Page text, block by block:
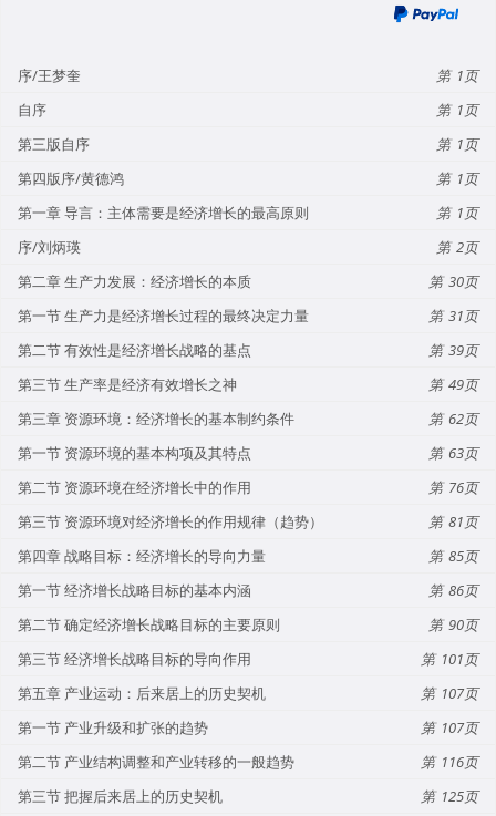
序/王梦奎
1
自序
1
第三版自序
1
第四版序/黄德鸿
1
第一章 导言：主体需要是经济增长的最高原则
1
序/刘炳瑛
2
第二章 生产力发展：经济增长的本质
30
第一节 生产力是经济增长过程的最终决定力量
31
第二节 有效性是经济增长战略的基点
39
第三节 生产率是经济有效增长之神
49
第三章 资源环境：经济增长的基本制约条件
62
第一节 资源环境的基本构项及其特点
63
第二节 资源环境在经济增长中的作用
76
第三节 资源环境对经济增长的作用规律（趋势）
81
第四章 战略目标：经济增长的导向力量
85
第一节 经济增长战略目标的基本内涵
86
第二节 确定经济增长战略目标的主要原则
90
第三节 经济增长战略目标的导向作用
101
第五章 产业运动：后来居上的历史契机
107
第一节 产业升级和扩张的趋势
107
第二节 产业结构调整和产业转移的一般趋势
116
第三节 把握后来居上的历史契机
125